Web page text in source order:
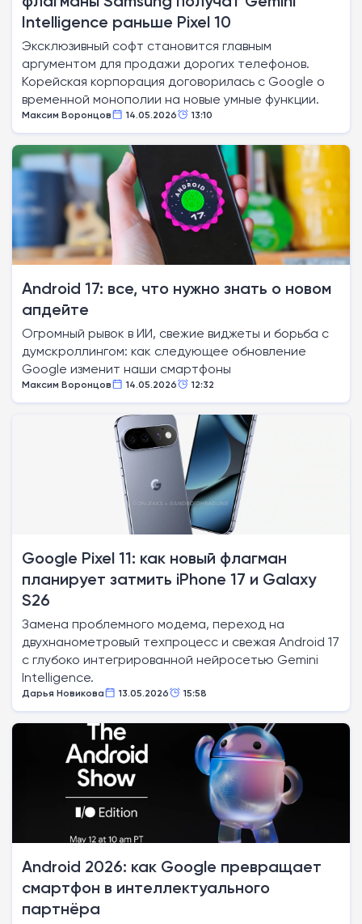
Intelligence раньше Pixel 10
Эксклюзивный софт становится главным
аргументом для продажи дорогих телефонов.
Корейская корпорация договорилась с Google о
временной монополии на новые умные функции.
Максим Воронцов 14.05.2026 13:10
Android 17: все, что нужно знать о новом
апдейте
Огромный рывок в ИИ, свежие виджеты и борьба с
думскроллингом: как следующее обновление
Google изменит наши смартфоны
Максим Воронцов 14.05.2026 12:32
Google Pixel 11: как новый флагман
планирует затмить iPhone 17 и Galaxy
S26
Замена проблемного модема, переход на
двухнанометровый техпроцесс и свежая Android 17
с глубоко интегрированной нейросетью Gemini
Intelligence.
Дарья Новикова 13.05.2026 15:58
Android 2026: как Google превращает
смартфон в интеллектуального
партнёра